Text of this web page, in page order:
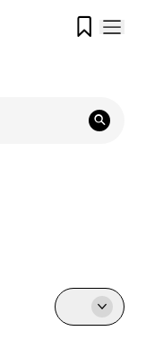


